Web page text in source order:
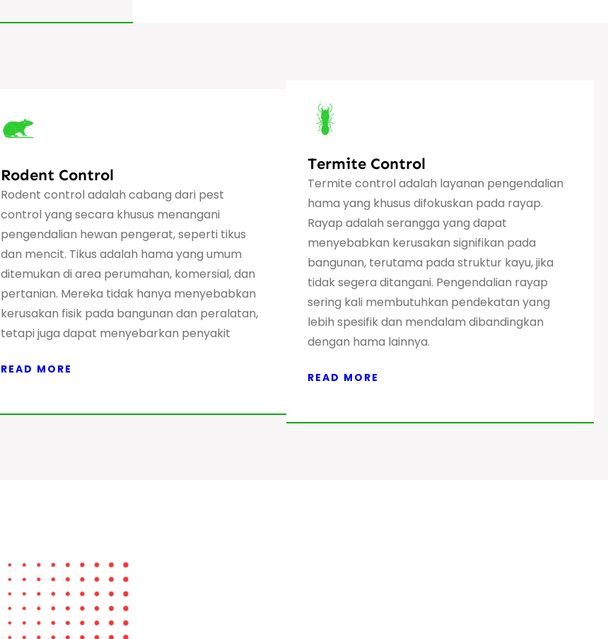
Rodent Control
Rodent control adalah cabang dari pest
control yang secara khusus menangani
pengendalian hewan pengerat, seperti tikus
dan mencit. Tikus adalah hama yang umum
ditemukan di area perumahan, komersial, dan
pertanian. Mereka tidak hanya menyebabkan
kerusakan fisik pada bangunan dan peralatan,
tetapi juga dapat menyebarkan penyakit
READ MORE
Termite Control
Termite control adalah layanan pengendalian
hama yang khusus difokuskan pada rayap.
Rayap adalah serangga yang dapat
menyebabkan kerusakan signifikan pada
bangunan, terutama pada struktur kayu, jika
tidak segera ditangani. Pengendalian rayap
sering kali membutuhkan pendekatan yang
lebih spesifik dan mendalam dibandingkan
dengan hama lainnya.
READ MORE